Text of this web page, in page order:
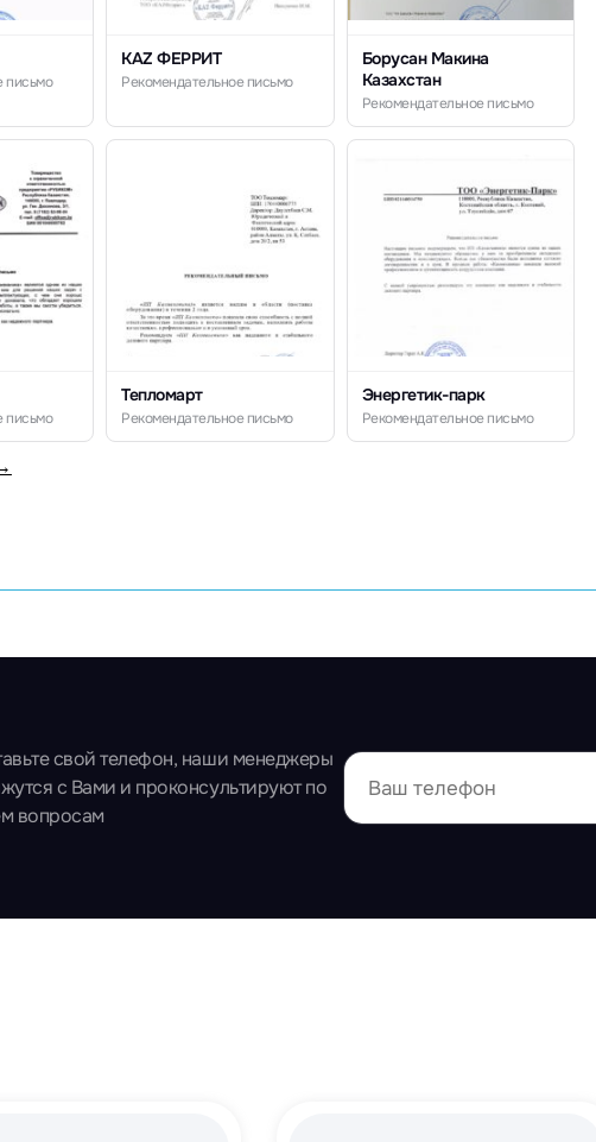
письмо
KAZ ФЕРРИТ
Рекомендательное письмо
Борусан Макина
Казахстан
Рекомендательное письмо
письмо
Тепломарт
Рекомендательное письмо
Энергетик-парк
Рекомендательное письмо
свой телефон, наши менеджеры
с Вами и проконсультируют по
вопросам